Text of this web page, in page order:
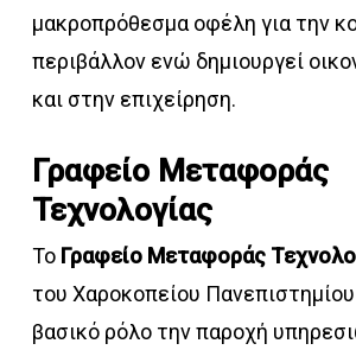
μακροπρόθεσμα οφέλη για την
περιβάλλον ενώ δημιουργεί
και στην επιχείρηση.
Γραφείο Μεταφοράς
Τεχνολογίας
Το Γραφείο Μεταφοράς
του Χαροκοπείου
βασικό ρόλο την παροχή